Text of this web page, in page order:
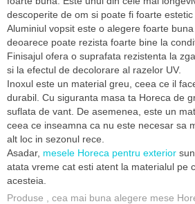
descoperite de om si poate fi foarte estetic
Aluminiul vopsit este o alegere foarte buna
deoarece poate rezista foarte bine la
Finisajul ofera o suprafata rezistenta la
si la efectul de decolorare al razelor UV.
Inoxul este un material greu, ceea ce il
durabil. Cu siguranta masa ta Horeca de
suflata de vant. De asemenea, este un
ceea ce inseamna ca nu este necesar sa
alt loc in sezonul rece.
Asadar, mesele Horeca pentru exterior
atata vreme cat esti atent la materialul pe
acesteia.
Produse
cea mai buna alegere mese